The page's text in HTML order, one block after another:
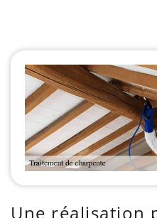
Une réalisation